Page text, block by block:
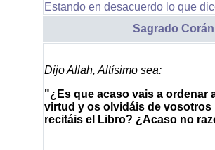
Estando en desacuerdo lo que
Sagrado Corán
Dijo Allah, Altísimo sea:
"¿Es que acaso vais a ordenar
virtud y os olvidáis de vosotros
recitáis el Libro? ¿Acaso no